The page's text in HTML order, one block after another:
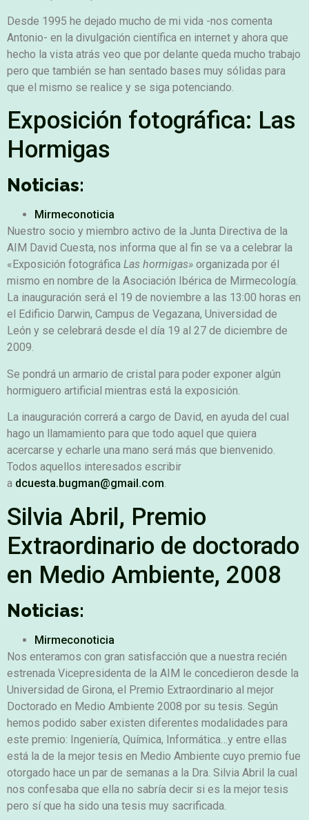
Desde 1995 he dejado mucho de mi vida -nos comenta
Antonio- en la divulgación científica en internet y ahora que
hecho la vista atrás veo que por delante queda mucho trabajo
pero que también se han sentado bases muy sólidas para
que el mismo se realice y se siga potenciando.
Exposición fotográfica: Las
Hormigas
Noticias:
Mirmeconoticia
Nuestro socio y miembro activo de la Junta Directiva de la
AIM David Cuesta, nos informa que al fin se va a celebrar la
«Exposición fotográfica Las hormigas» organizada por él
mismo en nombre de la Asociación Ibérica de Mirmecología.
La inauguración será el 19 de noviembre a las 13:00 horas en
el Edificio Darwin, Campus de Vegazana, Universidad de
León y se celebrará desde el día 19 al 27 de diciembre de
2009.
Se pondrá un armario de cristal para poder exponer algún
hormiguero artificial mientras está la exposición.
La inauguración correrá a cargo de David, en ayuda del cual
hago un llamamiento para que todo aquel que quiera
acercarse y echarle una mano será más que bienvenido.
Todos aquellos interesados escribir
a dcuesta.bugman@gmail.com.
Silvia Abril, Premio
Extraordinario de doctorado
en Medio Ambiente, 2008
Noticias:
Mirmeconoticia
Nos enteramos con gran satisfacción que a nuestra recién
estrenada Vicepresidenta de la AIM le concedieron desde la
Universidad de Girona, el Premio Extraordinario al mejor
Doctorado en Medio Ambiente 2008 por su tesis. Según
hemos podido saber existen diferentes modalidades para
este premio: Ingeniería, Química, Informática…y entre ellas
está la de la mejor tesis en Medio Ambiente cuyo premio fue
otorgado hace un par de semanas a la Dra. Silvia Abril la cual
nos confesaba que ella no sabría decir si es la mejor tesis
pero sí que ha sido una tesis muy sacrificada.